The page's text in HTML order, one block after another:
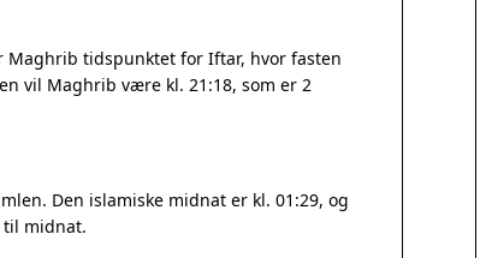
Maghrib tidspunktet for Iftar, hvor fasten
vil Maghrib være kl. 21:18, som er 2
Den islamiske midnat er kl. 01:29, og
til midnat.